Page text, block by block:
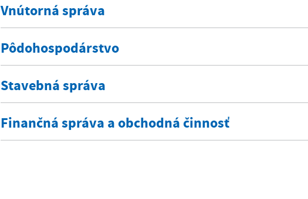
Vnútorná správa
Pôdohospodárstvo
Stavebná správa
Finančná správa a obchodná činnosť